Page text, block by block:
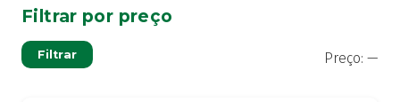
Filtrar por preço
Filtrar Preço: —